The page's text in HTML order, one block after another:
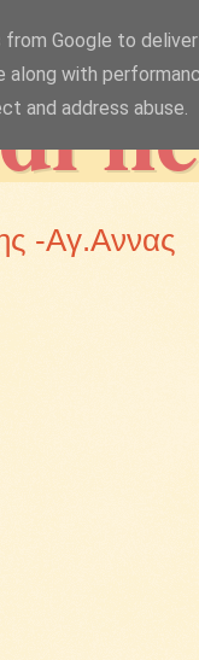
-Αγ.Αννας
Google to
along with
and address abuse.